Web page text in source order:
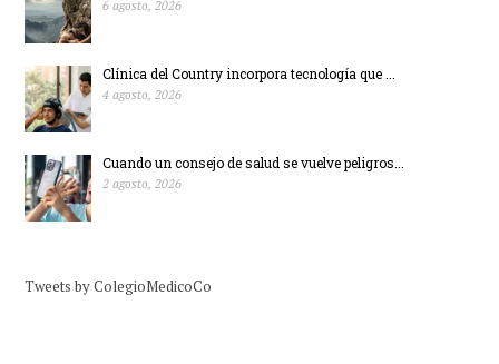
6 agosto, 2026
Clínica del Country incorpora tecnología que ...
4 agosto, 2026
Cuando un consejo de salud se vuelve peligros...
2 agosto, 2026
Tweets by ColegioMedicoCo